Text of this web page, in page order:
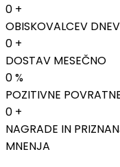
0 +
OBISKOVALCEV
0 +
DOSTAV MESEČNO
0%
POZITIVNE
0 +
NAGRADE IN
MNENJA